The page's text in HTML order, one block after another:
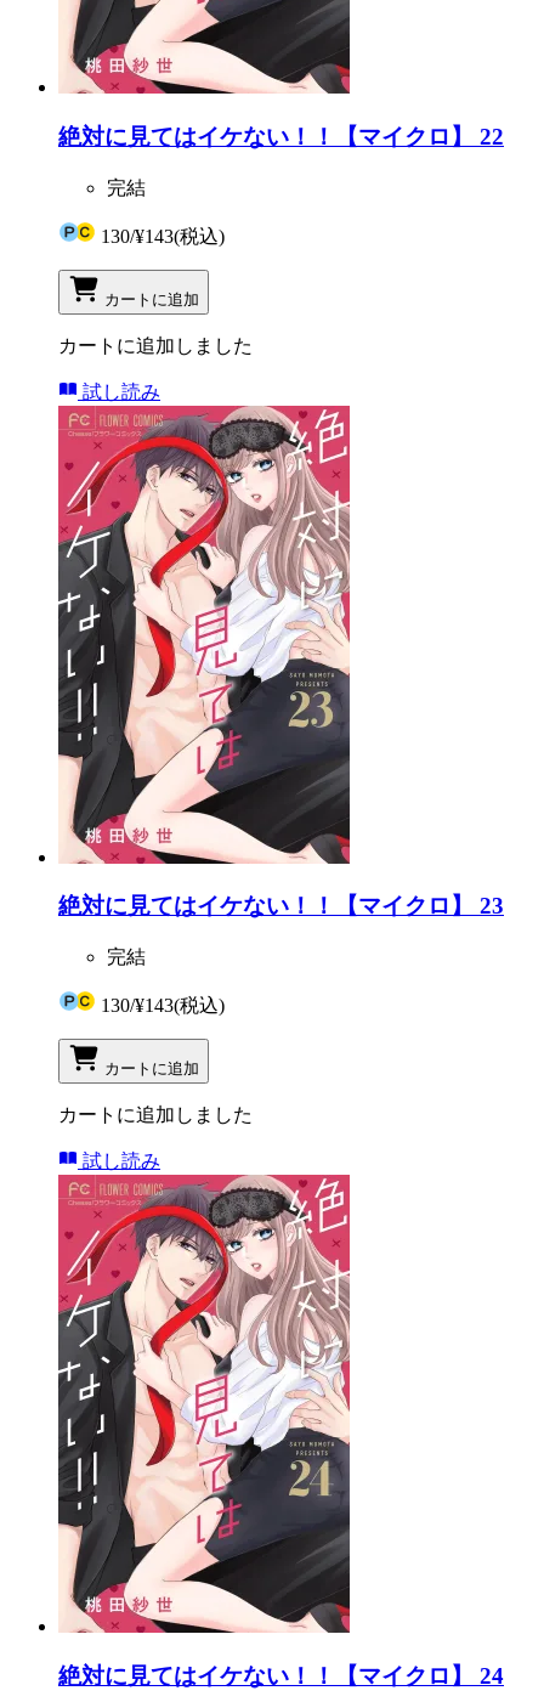
絶対に見てはイケない！！【マイクロ】 22
完結
130/¥143(税込)
カートに追加
カートに追加しました
試し読み
絶対に見てはイケない！！【マイクロ】 23
完結
130/¥143(税込)
カートに追加
カートに追加しました
試し読み
絶対に見てはイケない！！【マイクロ】 24